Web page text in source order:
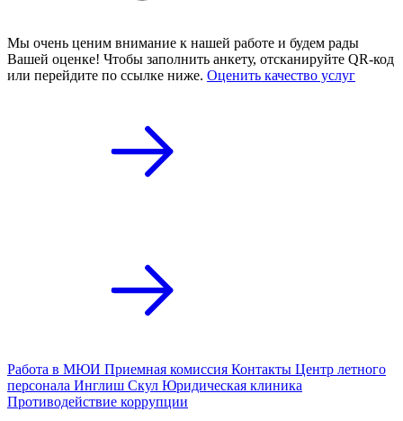
Мы очень ценим внимание к нашей работе и будем рады
Вашей оценке! Чтобы заполнить анкету, отсканируйте QR-код
или перейдите по ссылке ниже. Оценить качество услуг
Работа в МЮИ Приемная комиссия Контакты Центр летного
персонала Инглиш Скул Юридическая клиника
Противодействие коррупции